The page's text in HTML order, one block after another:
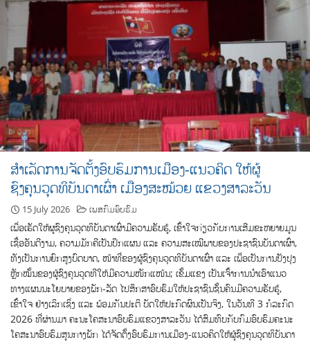
ສໍາເລັດການຈັດຕັ້ງອົບຮົມການເມືອງ-ແນວຄິດ ໃຫ້ຜູ້
ຊົງຄຸນວຸດທິບັນດາເຜົ່າ ເມືອງສະໝ້ວຍ ແຂວງສາລະວັນ
15 July 2026 ເພສກົມອົບຮົມ
ເພື່ອເຮັດໃຫ້ຜູຊົງຄຸນວຸດທິບັນດາເຜົ່າມີຄວາມຮັບຮູ້, ເຂົ້າໃຈກ່ຽວກັບການເສີມຂະຫຍາຍມູນ
ເຊື້ອອັນດີງາມ, ຄວາມມັກຄີເປັນປຶກແຜນ ແລະ ຄວາມສະເໝີພາບຂອງປະຊາຊົນບັນດາເຜົ່າ,
ທັງເປັນການຍົກສູງບົດບາດ, ໜ້າທີ່ຂອງຜູ້ຊົງຄຸນວຸດທິບັນດາເຜົ່າ ແລະ ເພື່ອເປັນການປັງປຸງ
ຫຼັກໝັ້ນຂອງຜູ້ຊົງຄຸນວຸດທີໃຫ້ມີຄວາມໜັກແໜ້ນ; ເຂັ້ມແຂງ ເປັນເຈົ້າການນໍາເອົາແນວ
ທາງແຜນນະໂຍບາຍຂອງພັກ-ລັດ ໄປສຶກສາອົບຮົມໃຫ້ປະຊາຊົນຊັ້ນຄົນມີຄວາມຮັບຮູ້,
ເຂົ້າໃຈ ຢ່າງເລິກເຊິ່ງ ແລະ ພ້ອມກັນປະຕິ ບັດໃຫ້ປະກົດຜົນເປັນຈິງ, ໃນວັນທີ 3 ກໍລະກົດ
2026 ທີ່ຜ່ານມາ ຄະນະໂຄສະນາອົບຮົມແຂວງສາລະວັນ ໄດ້ສົມທົບກັບກົມອົບຮົມຄະນະ
ໂຄສະນາອົບຮົມສູນກາງພັກ ໄດ້ຈັດຕັ້ງອົບຮົມການເມືອງ-ແນວຄິດໃຫ້ຜູ້ຊົງຄຸນວຸດທິບັນດາ